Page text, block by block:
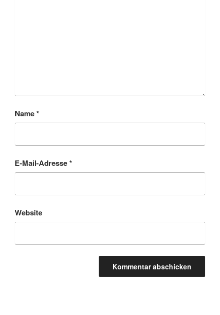
Name*
E-Mail-Adresse*
Website